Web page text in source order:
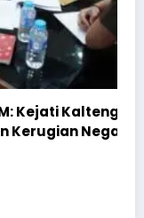
Kalteng
Negara